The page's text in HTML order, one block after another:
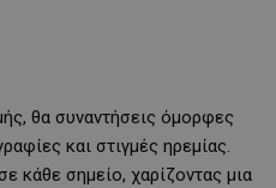
θα συναντήσεις όμορφες
και στιγμές ηρεμίας.
κάθε σημείο, χαρίζοντας μια